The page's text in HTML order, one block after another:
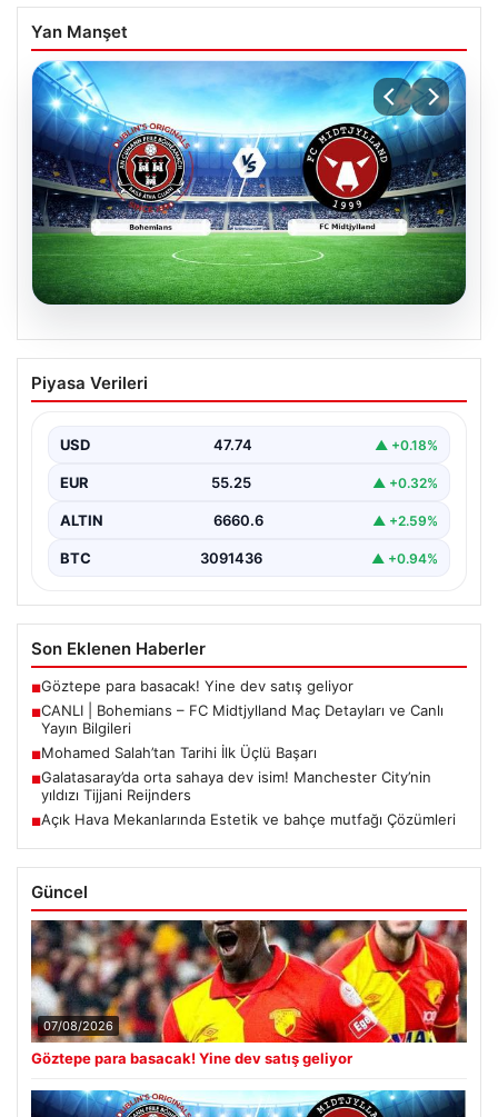
Yan Manşet
06.08.2026
CANLI | Bohemians – FC Midtjylland
Maç Detayları ve Canlı Yayın Bilgileri
Ağustos 2026 tarihinde Dublin’deki Dalymount…
Piyasa Verileri
USD 47.74 ▲ +0.18%
EUR 55.25 ▲ +0.32%
ALTIN 6660.6 ▲ +2.59%
BTC 3091436 ▲ +0.94%
Son Eklenen Haberler
■Göztepe para basacak! Yine dev satış geliyor
■CANLI | Bohemians – FC Midtjylland Maç Detayları ve Canlı
Yayın Bilgileri
■Mohamed Salah’tan Tarihi İlk Üçlü Başarı
■Galatasaray’da orta sahaya dev isim! Manchester City’nin
yıldızı Tijjani Reijnders
■Açık Hava Mekanlarında Estetik ve bahçe mutfağı Çözümleri
Güncel
07/08/2026
Göztepe para basacak! Yine dev satış geliyor